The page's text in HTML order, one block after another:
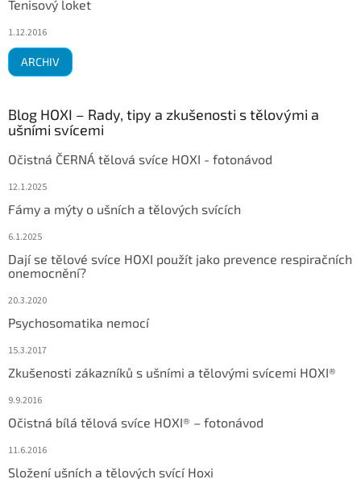
Tenisový loket
1.12.2016
ARCHIV
Blog HOXI – Rady, tipy a zkušenosti s tělovými a
ušními svícemi
Očistná ČERNÁ tělová svíce HOXI - fotonávod
12.1.2025
Fámy a mýty o ušních a tělových svících
6.1.2025
Dají se tělové svíce HOXI použít jako prevence respiračních
onemocnění?
20.3.2020
Psychosomatika nemocí
15.3.2017
Zkušenosti zákazníků s ušními a tělovými svícemi HOXI®
9.9.2016
Očistná bílá tělová svíce HOXI® – fotonávod
11.6.2016
Složení ušních a tělových svící Hoxi